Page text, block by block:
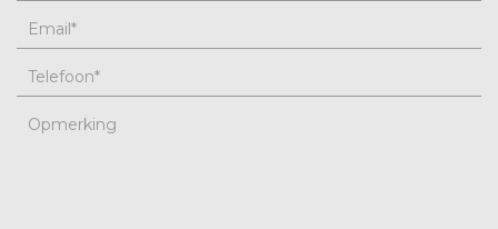
Email*
Telefoon*
Opmerking